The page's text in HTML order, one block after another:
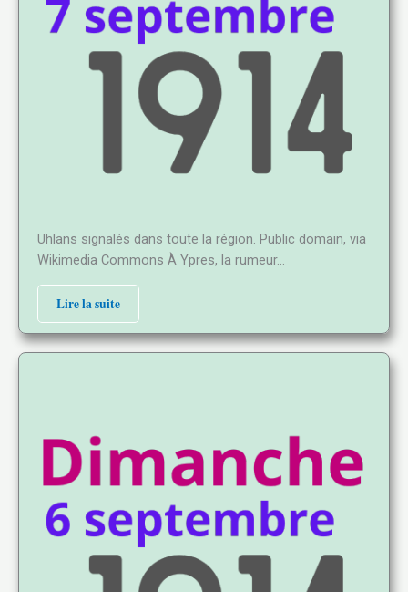
Uhlans signalés dans toute la région. Public domain, via
Wikimedia Commons À Ypres, la rumeur…
Lire la suite